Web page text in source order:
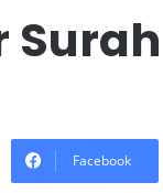
Facebook